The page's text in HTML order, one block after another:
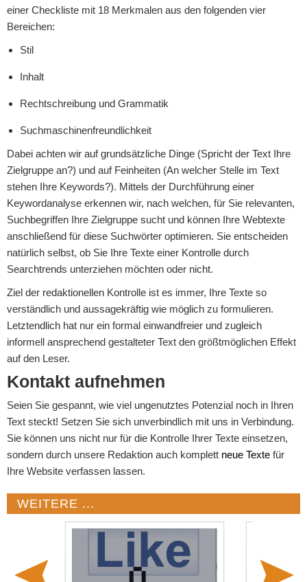
einer Checkliste mit 18 Merkmalen aus den folgenden vier
Bereichen:
Stil
Inhalt
Rechtschreibung und Grammatik
Suchmaschinenfreundlichkeit
Dabei achten wir auf grundsätzliche Dinge (Spricht der Text Ihre
Zielgruppe an?) und auf Feinheiten (An welcher Stelle im Text
stehen Ihre Keywords?). Mittels der Durchführung einer
Keywordanalyse erkennen wir, nach welchen, für Sie relevanten,
Suchbegriffen Ihre Zielgruppe sucht und können Ihre Webtexte
anschließend für diese Suchwörter optimieren. Sie entscheiden
natürlich selbst, ob Sie Ihre Texte einer Kontrolle durch
Searchtrends unterziehen möchten oder nicht.
Ziel der redaktionellen Kontrolle ist es immer, Ihre Texte so
verständlich und aussagekräftig wie möglich zu formulieren.
Letztendlich hat nur ein formal einwandfreier und zugleich
informell ansprechend gestalteter Text den größtmöglichen Effekt
auf den Leser.
Kontakt aufnehmen
Seien Sie gespannt, wie viel ungenutztes Potenzial noch in Ihren
Text steckt! Setzen Sie sich unverbindlich mit uns in Verbindung.
Sie können uns nicht nur für die Kontrolle Ihrer Texte einsetzen,
sondern durch unsere Redaktion auch komplett neue Texte für
Ihre Website verfassen lassen.
WEITERE ...